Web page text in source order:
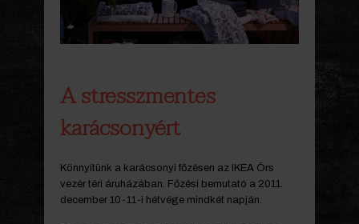
A stresszmentes
karácsonyért
Könnyítünk a karácsonyi főzésen az IKEA Örs
vezér téri áruházában. Főzési bemutató a 2011.
december 10-11-i hétvége mindkét napján.